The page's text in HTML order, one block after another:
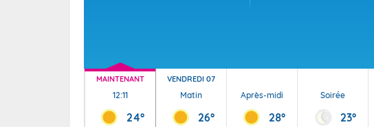
MAINTENANT
12:11
24°
VENDREDI 07
Matin
26°
Après-midi
28°
Soirée
23°